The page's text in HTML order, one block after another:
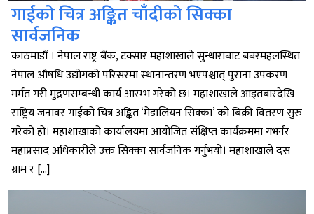
गाईको चित्र अङ्कित चाँदीको सिक्का
सार्वजनिक
काठमाडौं । नेपाल राष्ट्र बैंक, टक्सार महाशाखाले सुन्धाराबाट बबरमहलस्थित
नेपाल औषधि उद्योगको परिसरमा स्थानान्तरण भएपश्चात् पुराना उपकरण
मर्मत गरी मुद्रणसम्बन्धी कार्य आरम्भ गरेको छ। महाशाखाले आइतबारदेखि
राष्ट्रिय जनावर गाईको चित्र अङ्कित ‘मेडालियन सिक्का’ को बिक्री वितरण सुरु
गरेको हो। महाशाखाको कार्यालयमा आयोजित संक्षिप्त कार्यक्रममा गभर्नर
महाप्रसाद अधिकारीले उक्त सिक्का सार्वजनिक गर्नुभयो। महाशाखाले दस
ग्राम र […]